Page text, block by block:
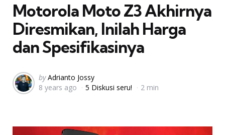
Motorola Moto Z3 Akhirnya
Diresmikan, Inilah Harga
dan Spesifikasinya
Posted
by
by Adrianto Jossy
8 years ago
5 Diskusi seru! 2 min